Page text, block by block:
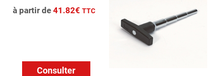
à partir de 41.82€ TTC
Consulter